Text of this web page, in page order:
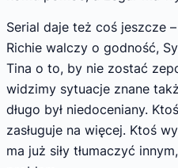
Serial daje też coś jeszcze
Richie walczy o godność,
Tina o to, by nie zostać
widzimy sytuacje znane
długo był niedoceniany.
zasługuje na więcej. Ktoś
ma już siły tłumaczyć